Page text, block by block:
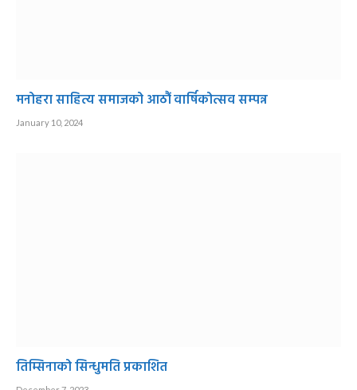
मनोहरा साहित्य समाजको आठौं वार्षिकोत्सव सम्पन्न
January 10, 2024
तिम्सिनाको सिन्धुमति प्रकाशित